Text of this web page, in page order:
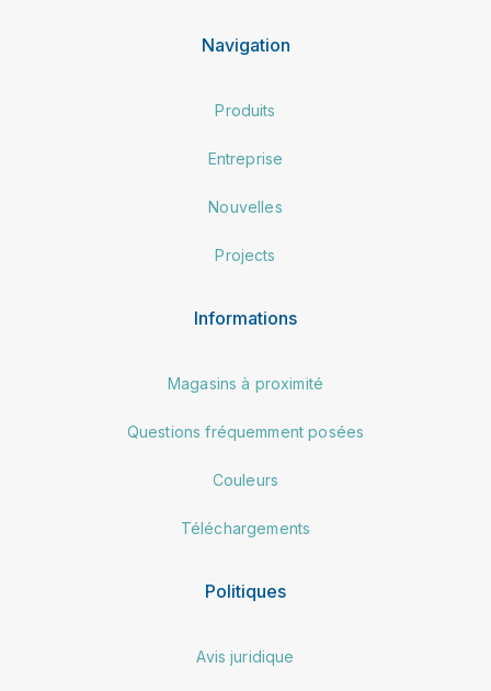
Navigation
Produits
Entreprise
Nouvelles
Projects
Informations
Magasins à proximité
Questions fréquemment posées
Couleurs
Téléchargements
Politiques
Avis juridique